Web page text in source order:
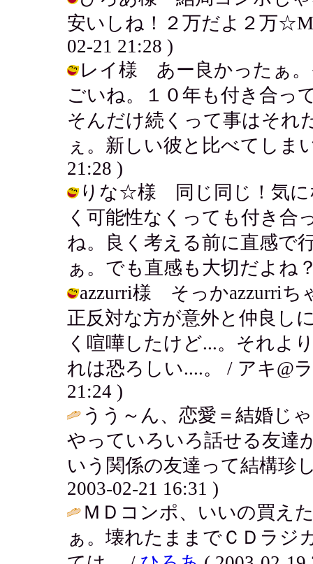
安いしね！２万だよ２万
02-21 21:28 )
レイ様 あー良かったぁ。
ごいね。１０年も付き合っ
そんだけ続くって事はそれ
ぇ。新しい彼と比べてしま
21:28 )
りな☆様 同じ同じ！気に
く可能性なくっても付き合
ね。良く考える前に直感で
ぁ。でも直感も大切だよね
azzurri様 そっかazzurriち
正反対な方が意外と仲良し
く喧嘩したけど...。それよ
れは恐ろしい....。 / アキ@
21:24 )
うう～ん、恋愛＝結婚じ
やっていろいろ話せる友達
いう関係の友達って結構珍
2003-02-21 16:31 )
ＭＤコンポ、いいの買え
ぁ。壊れたままでＣＤラジ